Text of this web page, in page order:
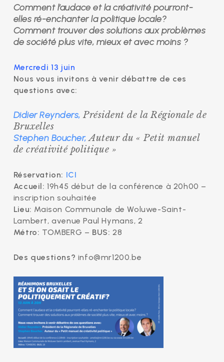
Comment l’audace et la créativité pourront-
elles ré-enchanter la politique locale?
Comment trouver des solutions aux problèmes
de société plus vite, mieux et avec moins ?
Mercredi 13 juin
Nous vous invitons à venir débattre de ces
questions avec:
Didier Reynders, Président de la Régionale de
Bruxelles
Stephen Boucher,Auteur du « Petit manuel
de créativité politique »
Réservation: ICI
Accueil: 19h45 début de la conférence à 20h00 –
inscription souhaitée
Lieu: Maison Communale de Woluwe-Saint-
Lambert, avenue Paul Hymans, 2
Métro: TOMBERG – BUS: 28
Des questions? info@mr1200.be